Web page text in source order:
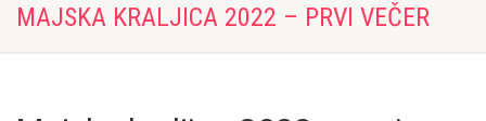
MAJSKA KRALJICA 2022 – PRVI VEČER